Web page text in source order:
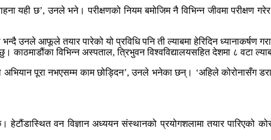
यही छ’, उनले भने। परीक्षणको नियम बमोजिम नै विभिन्न जीवमा परीक्षण
उनले आफूले तयार पारेको यो प्रविधि पनि ती ल्याबमा हेरिदिन ध्यानाकर्षण
काठमाडौंका विभिन्न अस्पताल, त्रिभुवन विश्वविद्यालयसहित देशमा ८ वटा
पूरा नभएसम्म काम छोड्दिन’, उनले भनेका छन्। ‘अहिले कोरोनासँग
वन विज्ञान अध्ययन संस्थानको प्रयोगशलामा तयार पारिएको